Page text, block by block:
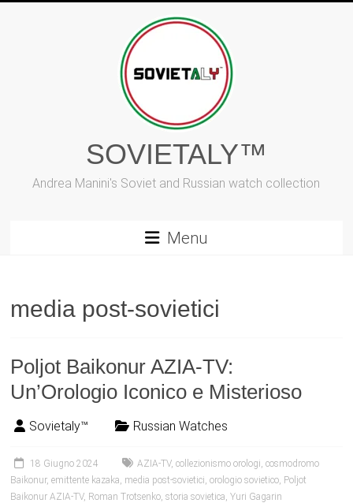
SOVIETALY™
Andrea Manini's Soviet and Russian watch collection
Menu
media post-sovietici
Poljot Baikonur AZIA-TV:
Un’Orologio Iconico e Misterioso
Sovietaly™ Russian Watches
18 Giugno 2024 AZIA-TV,collezionismo orologi,cosmodromo
Baikonur,emittente kazaka, media post-sovietici,orologio sovietico, Poljot
Baikonur AZIA-TV, Roman Trotsenko,storia sovietica,Yuri Gagarin